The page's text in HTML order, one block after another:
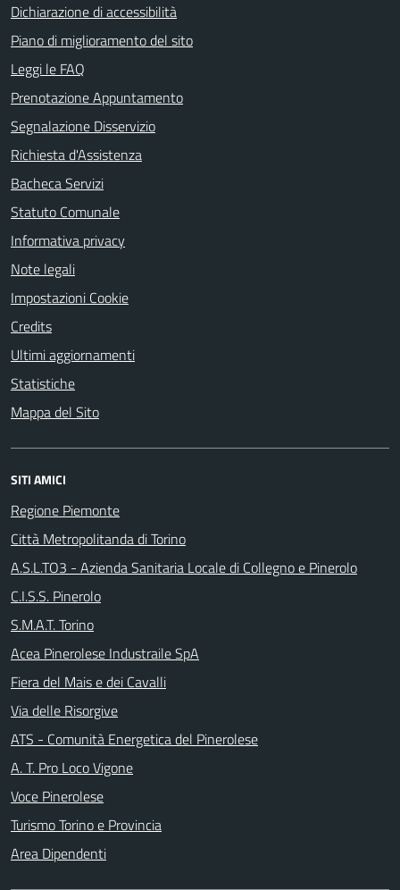
Dichiarazione di accessibilità
Piano di miglioramento del sito
Leggi le FAQ
Prenotazione Appuntamento
Segnalazione Disservizio
Richiesta d'Assistenza
Bacheca Servizi
Statuto Comunale
Informativa privacy
Note legali
Impostazioni Cookie
Credits
Ultimi aggiornamenti
Statistiche
Mappa del Sito
SITI AMICI
Regione Piemonte
Città Metropolitanda di Torino
A.S.L.TO3 - Azienda Sanitaria Locale di Collegno e Pinerolo
C.I.S.S. Pinerolo
S.M.A.T. Torino
Acea Pinerolese Industraile SpA
Fiera del Mais e dei Cavalli
Via delle Risorgive
ATS - Comunità Energetica del Pinerolese
A. T. Pro Loco Vigone
Voce Pinerolese
Turismo Torino e Provincia
Area Dipendenti